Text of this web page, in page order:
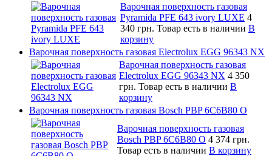
Варочная поверхность газовая
Pyramida PFE 643 ivory LUXE 4
340 грн. Товар есть в наличии В
корзину
Варочная поверхность газовая Electrolux EGG 96343 NX
Варочная поверхность газовая
Electrolux EGG 96343 NX 4 350
грн. Товар есть в наличии В
корзину
Варочная поверхность газовая Bosch PBP 6C6B80 O
Варочная поверхность газовая
Bosch PBP 6C6B80 O 4 374 грн.
Товар есть в наличии В корзину